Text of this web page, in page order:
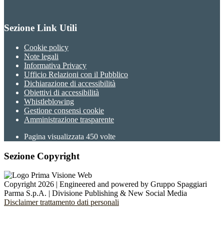
Sezione Link Utili
Cookie policy
Note legali
Informativa Privacy
Ufficio Relazioni con il Pubblico
Dichiarazione di accessibilità
Obiettivi di accessibilità
Whistleblowing
Gestione consensi cookie
Amministrazione trasparente
Pagina visualizzata 450 volte
Sezione Copyright
Copyright 2026 | Engineered and powered by Gruppo Spaggiari
Parma S.p.A. | Divisione Publishing & New Social Media
Disclaimer trattamento dati personali